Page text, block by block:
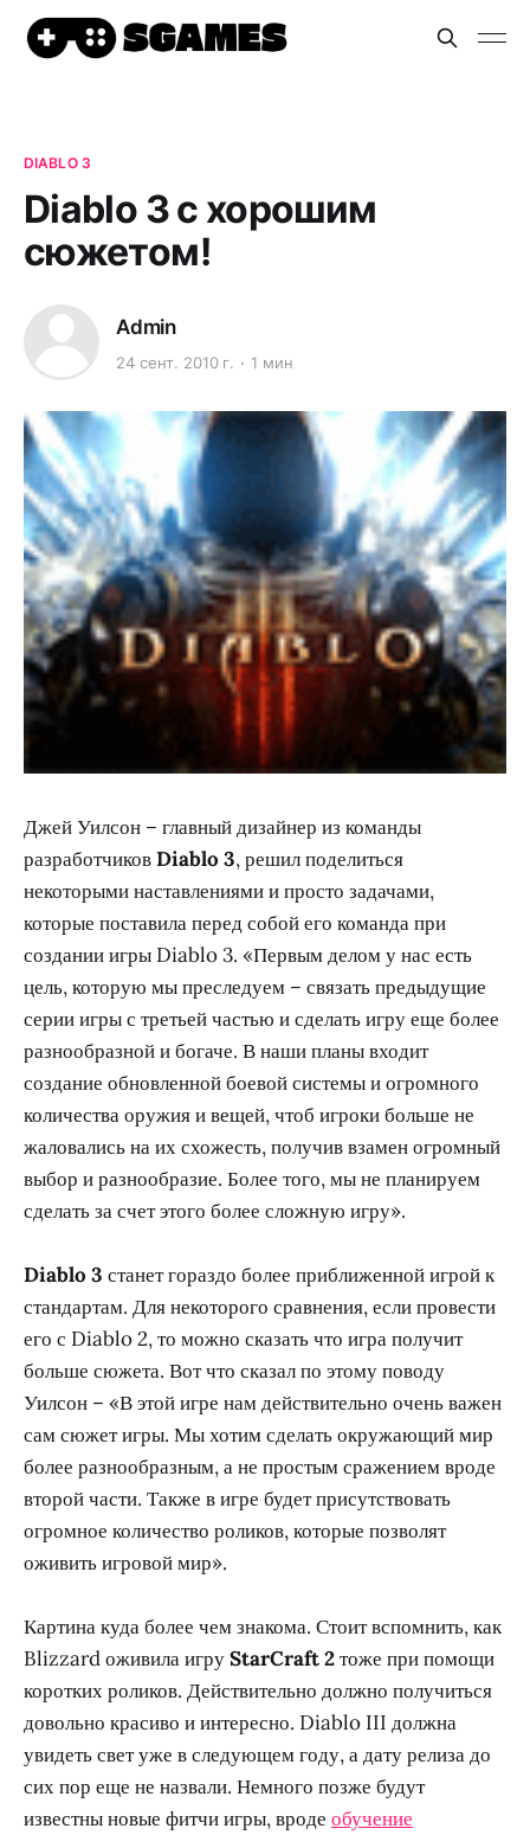
DIABLO 3
Diablo 3 с хорошим
сюжетом!
Admin
24 сент. 2010 г. 1 мин
Джей Уилсон – главный дизайнер из команды
разработчиковDiablo 3, решил поделиться
некоторыми наставлениями и просто задачами,
которые поставила перед собой его команда при
создании игры Diablo 3. «Первым делом у нас есть
цель, которую мы преследуем – связать предыдущие
серии игры с третьей частью и сделать игру еще более
разнообразной и богаче. В наши планы входит
создание обновленной боевой системы и огромного
количества оружия и вещей, чтоб игроки больше не
жаловались на их схожесть, получив взамен огромный
выбор и разнообразие. Более того, мы не планируем
сделать за счет этого более сложную игру».
Diablo 3 станет гораздо более приближенной игрой к
стандартам. Для некоторого сравнения, если провести
его с Diablo 2, то можно сказать что игра получит
больше сюжета. Вот что сказал по этому поводу
Уилсон – «В этой игре нам действительно очень важен
сам сюжет игры. Мы хотим сделать окружающий мир
более разнообразным, а не простым сражением вроде
второй части. Также в игре будет присутствовать
огромное количество роликов, которые позволят
оживить игровой мир».
Картина куда более чем знакома. Стоит вспомнить, как
Blizzard оживила игруStarCraft 2тоже при помощи
коротких роликов. Действительно должно получиться
довольно красиво и интересно. Diablo III должна
увидеть свет уже в следующем году, а дату релиза до
сих пор еще не назвали. Немного позже будут
известны новые фитчи игры, вроде обучение